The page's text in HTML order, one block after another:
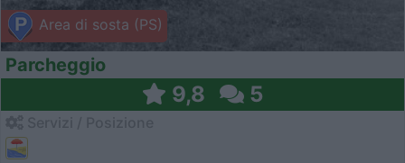
Area di sosta (PS)
Parcheggio
9,8 5